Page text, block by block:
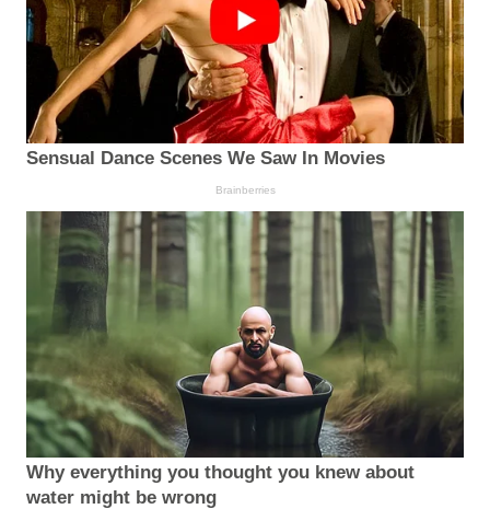
Sensual Dance Scenes We Saw In Movies
Brainberries
Why everything you thought you knew about
water might be wrong